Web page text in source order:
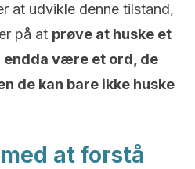
at udvikle denne tilstand,
på at prøve at huske et
endda være et ord, de
de kan bare ikke huske
at forstå